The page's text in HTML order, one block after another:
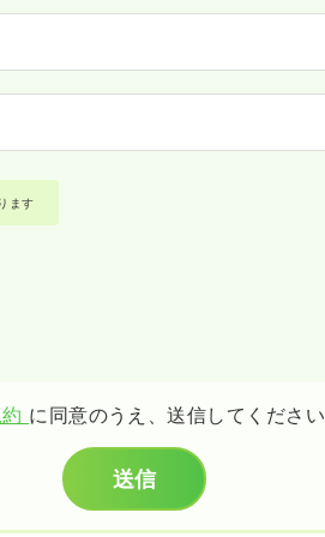
ます
に同意のうえ、送信してください
送信